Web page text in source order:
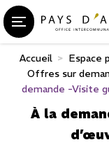
Accueil > Espace
Offres sur
demande -Visite
À la